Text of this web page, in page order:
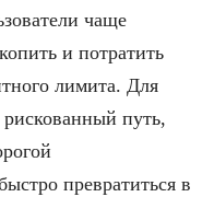
чаще
и потратить
лимита. Для
путь,
превратиться в